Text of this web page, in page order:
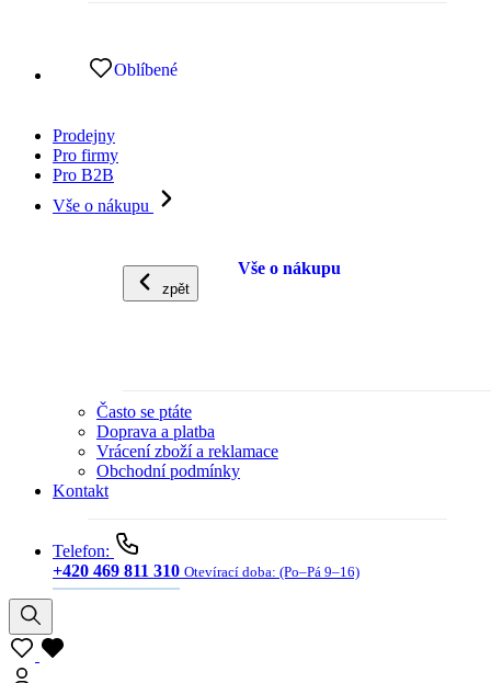
Oblíbené
Prodejny
Pro firmy
Pro B2B
Vše o nákupu
zpět
Vše o nákupu
Často se ptáte
Doprava a platba
Vrácení zboží a reklamace
Obchodní podmínky
Kontakt
Telefon:
+420 469 811 310 Otevírací doba: (Po–Pá 9–16)